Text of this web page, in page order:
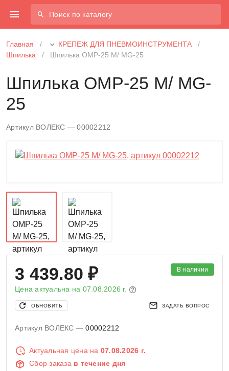
Поиск по каталогу
Главная / КРЕПЕЖ ДЛЯ ПНЕВМОИНСТРУМЕНТА
/
Шпилька
/ Шпилька ОМР-25 М/ MG-25
Шпилька ОМР-25 М/ MG-
25
Артикул ВОЛЕКС — 00002212
В наличии
3 439.80 ₽
Цена актуальна на 07.08.2026 г.
ОБНОВИТЬ ЗАДАТЬ ВОПРОС
Артикул ВОЛЕКС —00002212
Актуальная цена на 07.08.2026 г.
Сбор заказа в течение дня